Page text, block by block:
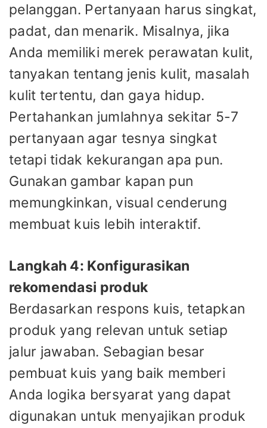
pelanggan. Pertanyaan harus singkat,
padat, dan menarik. Misalnya, jika
Anda memiliki merek perawatan kulit,
tanyakan tentang jenis kulit, masalah
kulit tertentu, dan gaya hidup.
Pertahankan jumlahnya sekitar 5-7
pertanyaan agar tesnya singkat
tetapi tidak kekurangan apa pun.
Gunakan gambar kapan pun
memungkinkan, visual cenderung
membuat kuis lebih interaktif.
Langkah 4: Konfigurasikan
rekomendasi produk
Berdasarkan respons kuis, tetapkan
produk yang relevan untuk setiap
jalur jawaban. Sebagian besar
pembuat kuis yang baik memberi
Anda logika bersyarat yang dapat
digunakan untuk menyajikan produk